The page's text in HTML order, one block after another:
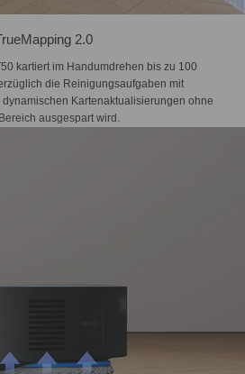
2.0
kartiert im Handumdrehen bis zu 100
die Reinigungsaufgaben mit
Kartenaktualisierungen ohne
ausgespart wird.